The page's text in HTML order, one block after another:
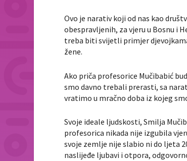
Ovo je narativ koji od nas kao
obespravljenih, za vjeru u Bosnu i
treba biti svijetli primjer
žene.
Ako priča profesorice Mučibabić
smo davno trebali prerasti, sa
vratimo u mračno doba iz kojeg
Svoje ideale ljudskosti, Smilja
profesorica nikada nije izgubila
svoje zemlje nije slabio ni do ljeta
naslijeđe ljubavi i otpora,